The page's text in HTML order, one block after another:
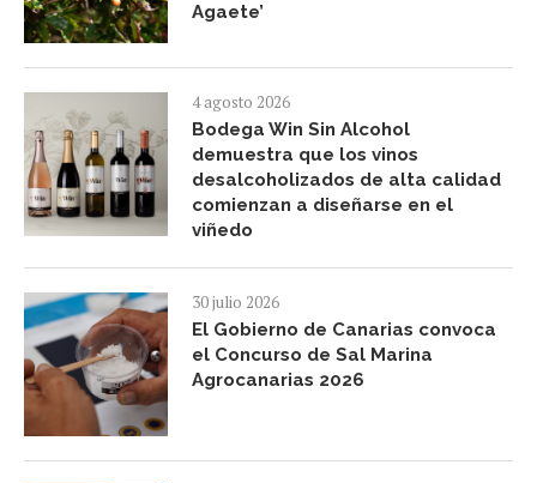
Agaete’
4 agosto 2026
Bodega Win Sin Alcohol
demuestra que los vinos
desalcoholizados de alta calidad
comienzan a diseñarse en el
viñedo
30 julio 2026
El Gobierno de Canarias convoca
el Concurso de Sal Marina
Agrocanarias 2026